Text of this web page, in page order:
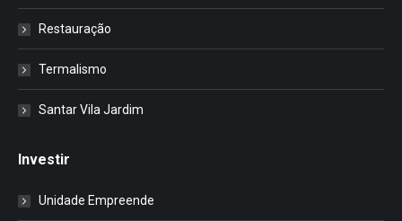
Restauração
Termalismo
Santar Vila Jardim
Investir
Unidade Empreende